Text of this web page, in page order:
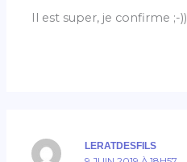
Il est super, je confirme ;-))
LERATDESFILS